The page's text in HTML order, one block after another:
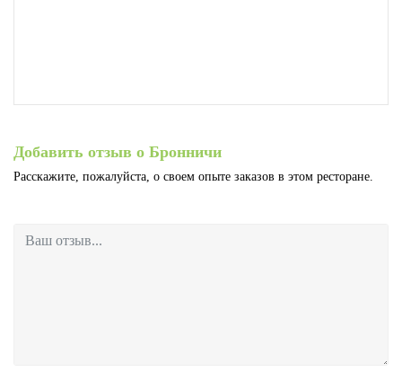
Добавить отзыв о Бронничи
Расскажите, пожалуйста, о своем опыте заказов в этом ресторане.